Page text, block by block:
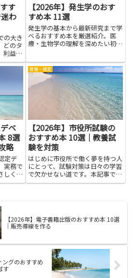
す
わ
の大き
どのタ
利益を
をして
で取り
ー
【2026年】発生学のおす
すめ本 11選
発生学の基本から最新研究まで学
べるおすすめ本を厳選紹介。医
療・生物学の理解を深めたい初心
ベ
8選
略
定デ
実務で
しく伝
ウドの
で説
開
資格・検定
【2026年】市役所試験の
おすすめ本 10選｜教養試
験を対策
はじめに市役所で働く夢を持つ人
にとって、試験対策は日々の学習
で欠かせない道です。本記事で
は、市役所試験の準備を後押しす
みや...
【2026年】電子書籍出版のおすすめ本 10選
｜販売導線を作る
ングのおすすめ
す